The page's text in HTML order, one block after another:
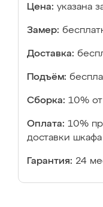
Цена: указана
Замер:
Доставка:
Подъём:
Сборка: 10%
Оплата: 10%
доставки шкафа
Гарантия: 24